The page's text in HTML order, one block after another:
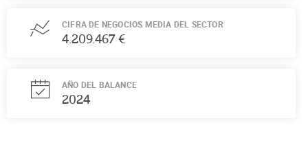
CIFRA DE NEGOCIOS MEDIA DEL SECTOR
4.209.467 €
AÑO DEL BALANCE
2024